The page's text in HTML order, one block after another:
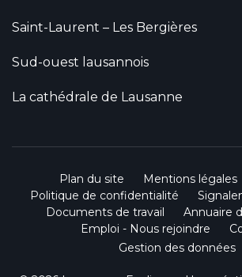
Saint-Laurent – Les Bergières
Sud-ouest lausannois
La cathédrale de Lausanne
Plan du site Mentions légales
Politique de confidentialité
Documents de travail
Annuaire
Emploi - Nous rejoindre
Gestion des données